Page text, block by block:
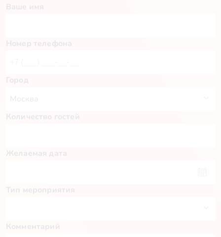
Ваше имя
Номер телефона
Город
Количество гостей
Желаемая дата
Пн Вт
Тип мероприятия
Комментарий